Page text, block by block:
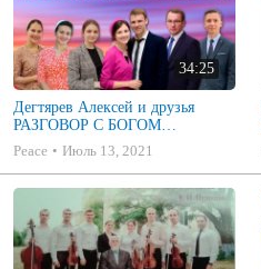
34:25
Дегтярев Алексей и друзья
РАЗГОВОР С БОГОМ
Христианские песни МСЦ ЕХБ
2021 (7я)
Peace Июль 13, 2021